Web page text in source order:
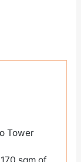
Tower